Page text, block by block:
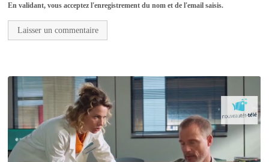
En validant, vous acceptez l'enregistrement du nom et de l'email saisis.